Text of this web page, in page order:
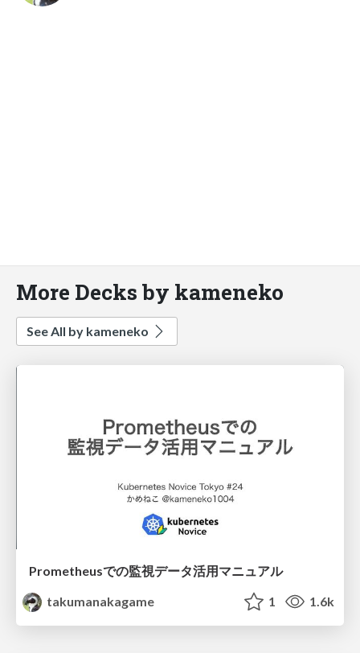
More Decks by kameneko
See All by kameneko
Prometheusでの監視データ活用マニュアル
takumanakagame
1 1.6k